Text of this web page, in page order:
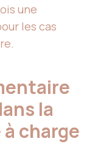
une
les cas
la
charge